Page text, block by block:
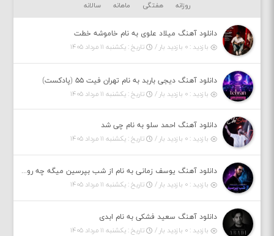
روزانه هفتگی ماهانه سالانه
دانلود آهنگ میلاد علوی به نام خاموشه خطت
بازدید : ۰ بازدید بار /
تاریخ : یکشنبه ۱۱ مرداد ۱۴۰۵
دانلود آهنگ دیجی باربد به نام تهران فیت ۵۵ (پادکست)
بازدید : ۰ بازدید بار /
تاریخ : یکشنبه ۱۱ مرداد ۱۴۰۵
دانلود آهنگ احمد سلو به نام چی شد
بازدید : ۰ بازدید بار /
تاریخ : یکشنبه ۱۱ مرداد ۱۴۰۵
دانلود آهنگ یوسف زمانی به نام از شب بپرسین میگه چه روزگاری دارم
بازدید : ۰ بازدید بار /
تاریخ : یکشنبه ۱۱ مرداد ۱۴۰۵
دانلود آهنگ سعید فشکی به نام ابدی
بازدید : ۰ بازدید بار /
تاریخ : یکشنبه ۱۱ مرداد ۱۴۰۵